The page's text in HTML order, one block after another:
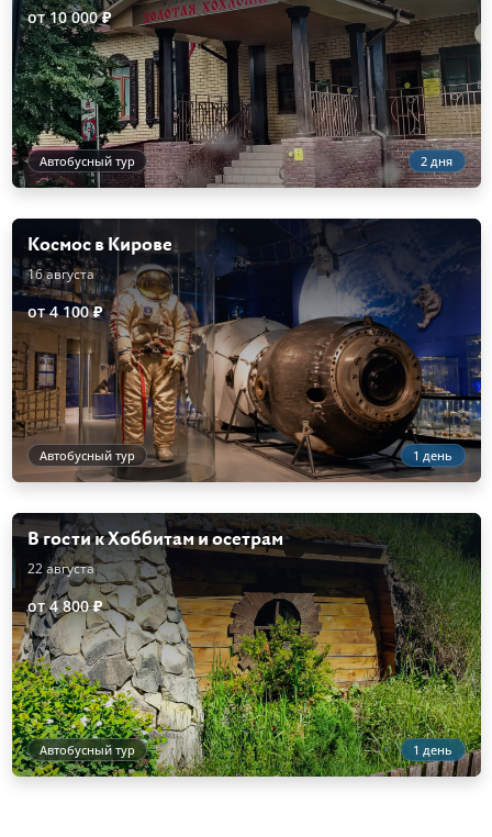
от 10 000 ₽
Автобусный тур 2 дня
Космос в Кирове
16 августа
от 4 100 ₽
Автобусный тур 1 день
В гости к Хоббитам и осетрам
22 августа
от 4 800 ₽
Автобусный тур 1 день